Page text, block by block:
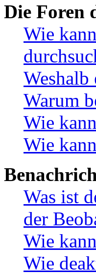
Die Foren
Wie
Weshalb
Warum
Wie
Wie
Was ist
der
Wie
Wie